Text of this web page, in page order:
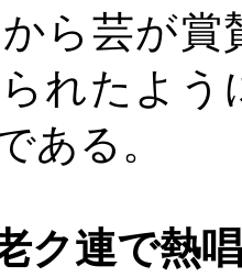
ら芸が
れたよ
ある。
ク連で熱唱